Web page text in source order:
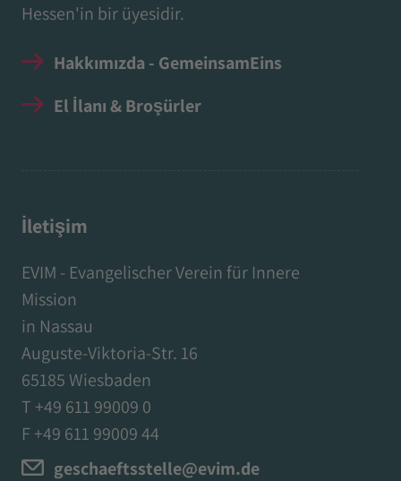
Hessen'in bir üyesidir.
Hakkımızda - GemeinsamEins
El İlanı & Broşürler
İletişim
EVIM - Evangelischer Verein für Innere
Mission
in Nassau
Auguste-Viktoria-Str. 16
65185 Wiesbaden
T +49 611 99009 0
F +49 611 99009 44
geschaeftsstelle@evim.de